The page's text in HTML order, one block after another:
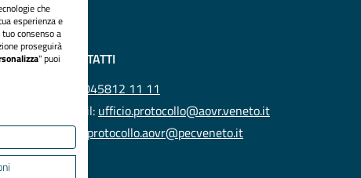
CONTATTI
045812 11 11
Email: ufficio.protocollo@aovr.veneto.it
Pec: protocollo.aovr@pecveneto.it
che
esperienza e
consenso a
proseguirà
" puoi